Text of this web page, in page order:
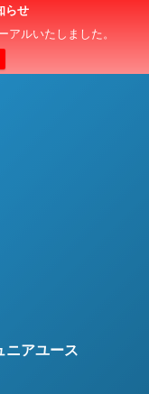
らせ
ルいたしました。
（U-15）大会
アユース